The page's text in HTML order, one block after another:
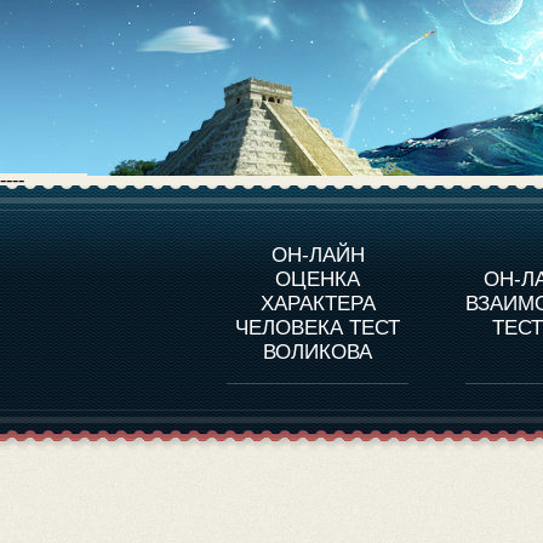
----
ОН-ЛАЙН
ОЦЕНКА
ХАРАКТЕРА
ЧЕЛОВЕКА ТЕСТ
ВОЛИКОВА
ОН-
О ПРОГРАММЕ
ОЦЕНКА ХАРАКТЕРA
ЧЕЛОВЕКА
ОЦЕНКА ХАРАКТЕРА
ВЫДАЮЩИХСЯ
ЛИЧНОСТЕЙ